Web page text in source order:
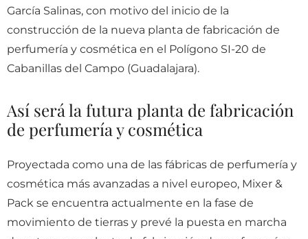
García Salinas, con motivo del inicio de la
construcción de la nueva planta de fabricación de
perfumería y cosmética en el Polígono SI-20 de
Cabanillas del Campo (Guadalajara).
Así será la futura planta de fabricación
de perfumería y cosmética
Proyectada como una de las fábricas de perfumería y
cosmética más avanzadas a nivel europeo, Mixer &
Pack se encuentra actualmente en la fase de
movimiento de tierras y prevé la puesta en marcha